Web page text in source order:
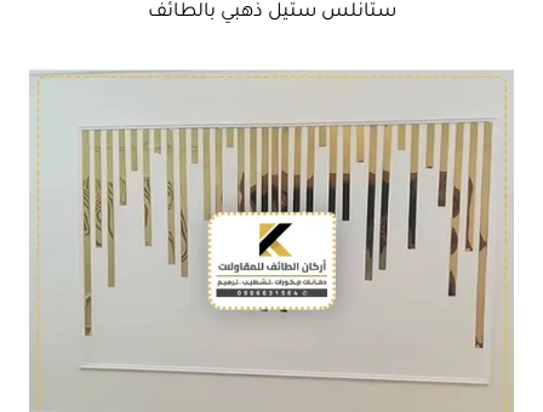
ستانلس ستيل ذهبي بالطائف